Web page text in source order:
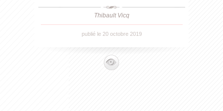
Thibault Vicq
publié le 20 octobre 2019